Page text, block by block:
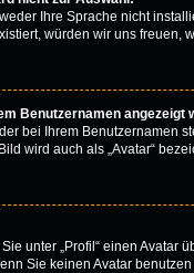
Ihre Sprache nicht
würden wir uns freuen,
Benutzernamen angezeigt
bei Ihrem Benutzernamen
wird auch als „Avatar“
unter „Profil“ einen
Sie keinen Avatar